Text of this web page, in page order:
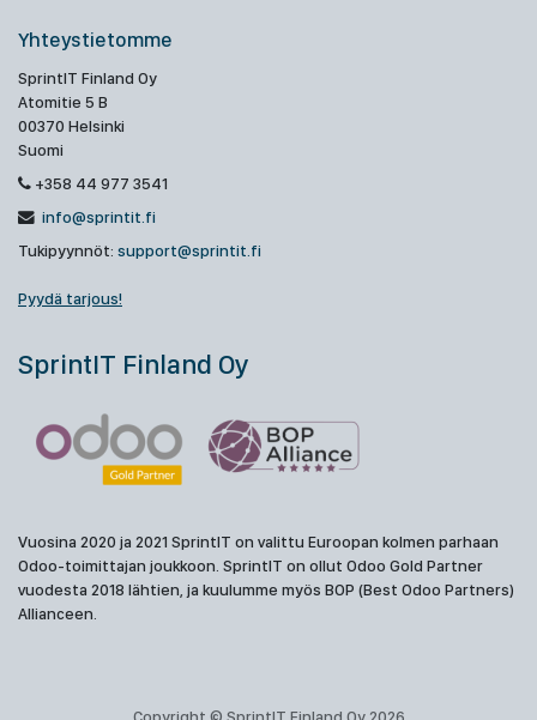
Yhteystietomme
SprintIT Finland Oy
Atomitie 5 B
00370 Helsinki
Suomi
+358 44 977 3541
info@sprintit.fi
Tukipyynnöt: support@sprintit.fi
Pyydä tarjous!
SprintIT Finland Oy
Vuosina 2020 ja 2021 SprintIT on valittu Euroopan kolmen parhaan
Odoo-toimittajan joukkoon. SprintIT on ollut Odoo Gold Partner
vuodesta 2018 lähtien, ja kuulumme myös BOP (Best Odoo Partners)
Allianceen.
Copyright © SprintIT Finland Oy 2026